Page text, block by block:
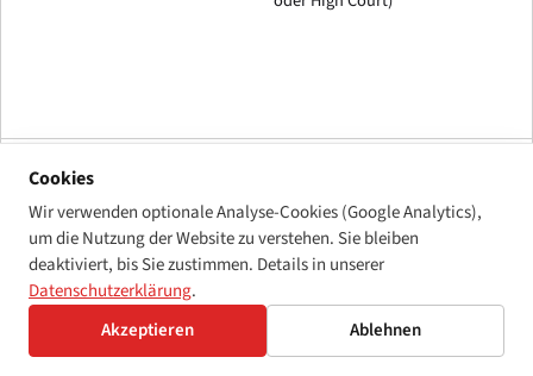
EEA s.50 — erster Verstoß
(bestimmter Arbeitgeber)
(USD ~81K –
EEA s.50 —
Wiederholungsverstoß
Labour Court
(USD ~146K)
Cookies
Wir verwenden optionale Analyse-Cookies (Google Analytics),
um die Nutzung der Website zu verstehen. Sie bleiben
deaktiviert, bis Sie zustimmen. Details in unserer
Datenschutzerklärung.
Akzeptieren
Ablehnen